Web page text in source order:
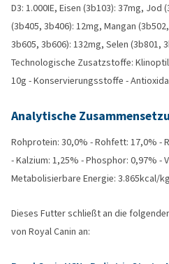
D3: 1.000IE, Eisen (3b103): 37mg,
(3b405, 3b406): 12mg, Mangan
3b605, 3b606): 132mg, Selen (3b801,
Technologische Zusatzstoffe:
10g - Konservierungsstoffe -
Analytische
Rohprotein: 30,0% - Rohfett: 17,0% -
- Kalzium: 1,25% - Phosphor: 0,97% -
Metabolisierbare Energie: 3.865kcal/
Dieses Futter schließt an die
von Royal Canin an: